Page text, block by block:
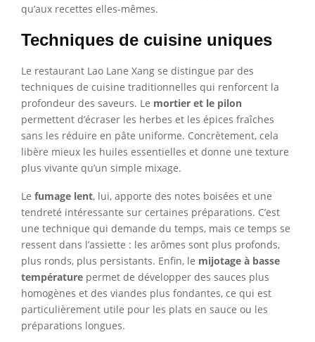
qu’aux recettes elles-mêmes.
Techniques de cuisine uniques
Le restaurant Lao Lane Xang se distingue par des
techniques de cuisine traditionnelles qui renforcent la
profondeur des saveurs. Le mortier et le pilon
permettent d’écraser les herbes et les épices fraîches
sans les réduire en pâte uniforme. Concrètement, cela
libère mieux les huiles essentielles et donne une texture
plus vivante qu’un simple mixage.
Le fumage lent, lui, apporte des notes boisées et une
tendreté intéressante sur certaines préparations. C’est
une technique qui demande du temps, mais ce temps se
ressent dans l’assiette : les arômes sont plus profonds,
plus ronds, plus persistants. Enfin, le mijotage à basse
température permet de développer des sauces plus
homogènes et des viandes plus fondantes, ce qui est
particulièrement utile pour les plats en sauce ou les
préparations longues.